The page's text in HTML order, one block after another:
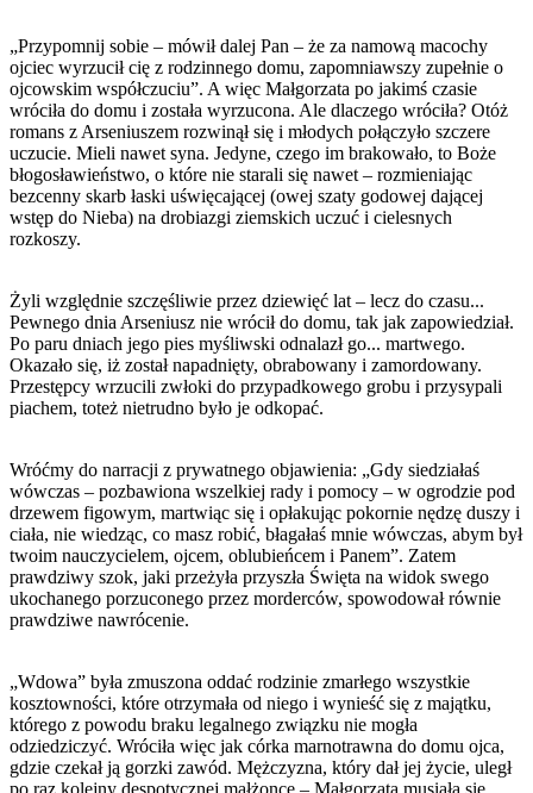
„Przypomnij sobie – mówił dalej Pan – że za namową macochy
ojciec wyrzucił cię z rodzinnego domu, zapomniawszy zupełnie o
ojcowskim współczuciu”. A więc Małgorzata po jakimś czasie
wróciła do domu i została wyrzucona. Ale dlaczego wróciła? Otóż
romans z Arseniuszem rozwinął się i młodych połączyło szczere
uczucie. Mieli nawet syna. Jedyne, czego im brakowało, to Boże
błogosławieństwo, o które nie starali się nawet – rozmieniając
bezcenny skarb łaski uświęcającej (owej szaty godowej dającej
wstęp do Nieba) na drobiazgi ziemskich uczuć i cielesnych
rozkoszy.
Żyli względnie szczęśliwie przez dziewięć lat – lecz do czasu...
Pewnego dnia Arseniusz nie wrócił do domu, tak jak zapowiedział.
Po paru dniach jego pies myśliwski odnalazł go... martwego.
Okazało się, iż został napadnięty, obrabowany i zamordowany.
Przestępcy wrzucili zwłoki do przypadkowego grobu i przysypali
piachem, toteż nietrudno było je odkopać.
Wróćmy do narracji z prywatnego objawienia: „Gdy siedziałaś
wówczas – pozbawiona wszelkiej rady i pomocy – w ogrodzie pod
drzewem figowym, martwiąc się i opłakując pokornie nędzę duszy i
ciała, nie wiedząc, co masz robić, błagałaś mnie wówczas, abym był
twoim nauczycielem, ojcem, oblubieńcem i Panem”. Zatem
prawdziwy szok, jaki przeżyła przyszła Święta na widok swego
ukochanego porzuconego przez morderców, spowodował równie
prawdziwe nawrócenie.
„Wdowa” była zmuszona oddać rodzinie zmarłego wszystkie
kosztowności, które otrzymała od niego i wynieść się z majątku,
którego z powodu braku legalnego związku nie mogła
odziedziczyć. Wróciła więc jak córka marnotrawna do domu ojca,
gdzie czekał ją gorzki zawód. Mężczyzna, który dał jej życie, uległ
po raz kolejny despotycznej małżonce – Małgorzata musiała się